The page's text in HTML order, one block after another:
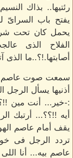
رئتيها.. بذاك
يفتح باب السراىّ
يحمل كان تحت
الفلاح الذى
أصابتها.!؟..ما
سمعت صوت عاصم..
أذنيها يسأل
:-خير... أنت مين
أيه !!؟؟... أرتبك
يقف أمام عاصم
تردد الرجل فى
عاصم بيه... أنا